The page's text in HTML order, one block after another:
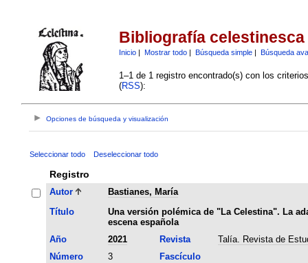
Bibliografía celestinesca
Inicio| Mostrar todo| Búsqueda simple| Búsqueda
1–1 de 1 registro encontrado(s) con los
(RSS):
Opciones de búsqueda y visualización
Seleccionar todo Deseleccionar todo
Registro
Autor
Bastianes, María
Título
Una versión polémica de "La Celestina". La
escena española
Año
2021 Revista
Talía. Revista de
Número
3
Fascículo